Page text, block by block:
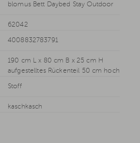
blomus Bett Daybed Stay Outdoor
62042
4008832783791
190 cm L x 80 cm B x 25 cm H
aufgestelltes Rückenteil 50 cm hoch
Stoff
kaschkasch